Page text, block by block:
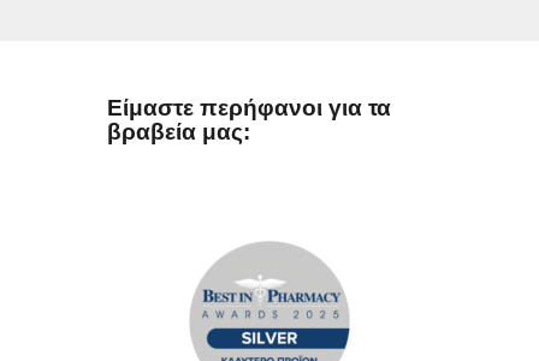
Είμαστε περήφανοι για τα
βραβεία μας: